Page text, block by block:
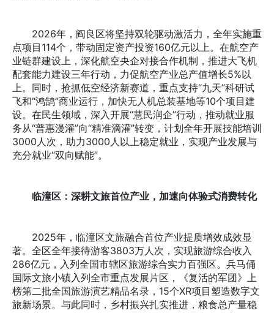
2026年，阎良区将坚持双轮驱动激活力，全年实施重
点项目114个，带动固定资产投资160亿元以上。在航空产
业链群建设上，深化航空央企对接合作机制，推进大飞机
配套能力建设三年行动，力促航空产业总产值增长5%以
上。同时，抢抓低空经济新赛道，重点支持“九天”科研试
飞和“鸿鹄”商业运行，加快无人机总装基地等10个项目建
设。在民生领域，深入开展“慧民润企”行动，推动就业服
务从“普惠漫灌”向“精准滴灌”转变，计划全年开展技能培训
3000人次，助力3000人以上稳定就业，实现产业发展与
充分就业“双向赋能”。
临潼区：深耕文旅首位产业，加速向体验式消费转化
2025年，临潼区文旅融合首位产业提质增效成效显
著。全区全年接待游客3803万人次，实现旅游综合收入
286亿元，入列全国市辖区旅游综合实力百强区。兵马俑
国际文旅小镇入列全市重点发展片区，《复活的军团》上
榜第二批全国旅游演艺精品名录，15个XR项目塑造数字文
旅新场景。与此同时，乡村振兴扎实推进，粮食总产量稳